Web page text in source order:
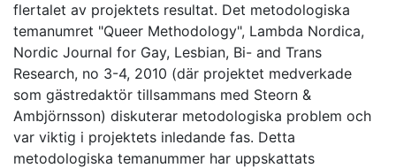
flertalet av projektets resultat. Det metodologiska
temanumret "Queer Methodology", Lambda Nordica,
Nordic Journal for Gay, Lesbian, Bi- and Trans
Research, no 3-4, 2010 (där projektet medverkade
som gästredaktör tillsammans med Steorn &
Ambjörnsson) diskuterar metodologiska problem och
var viktig i projektets inledande fas. Detta
metodologiska temanummer har uppskattats